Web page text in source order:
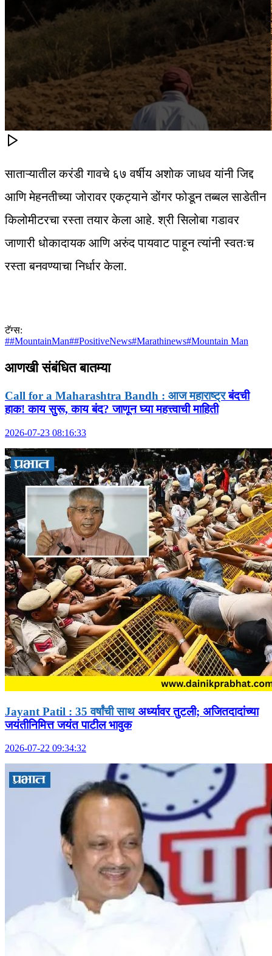
साताऱ्यातील करंडी गावचे ६७ वर्षीय अशोक जाधव यांनी जिद्द
आणि मेहनतीच्या जोरावर एकट्याने डोंगर फोडून तब्बल साडेतीन
किलोमीटरचा रस्ता तयार केला आहे. श्री सिलोबा गडावर
जाणारी धोकादायक आणि अरुंद पायवाट पाहून त्यांनी स्वतःच
रस्ता बनवण्याचा निर्धार केला.
टॅग्स:
##MountainMan##PositiveNews#Marathinews#Mountain Man
आणखी संबंधित बातम्या
Call for a Maharashtra Bandh : आज महाराष्ट्र बंदची
हाक! काय सुरू, काय बंद? जाणून घ्या महत्त्वाची माहिती
2026-07-23 08:16:33
Jayant Patil : 35 वर्षांची साथ अर्ध्यावर तुटली; अजितदादांच्या
जयंतीनिमित्त जयंत पाटील भावुक
2026-07-22 09:34:32